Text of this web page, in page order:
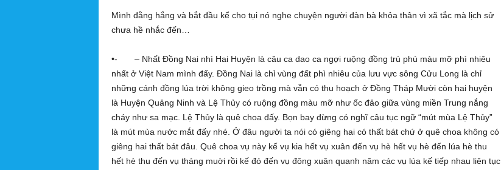
Mình đằng hắng và bắt đầu kể cho tụi nó nghe chuyện người đàn bà khỏa thân vì xã tắc mà lịch sử
chưa hề nhắc đến…
•- – Nhất Đồng Nai nhì Hai Huyện là câu ca dao ca ngợi ruộng đồng trù phú màu mỡ phì nhiêu
nhất ở Việt Nam mình đấy. Đồng Nai là chỉ vùng đất phì nhiêu của lưu vực sông Cửu Long là chỉ
những cánh đồng lúa trời không gieo trồng mà vẫn có thu hoạch ở Đồng Tháp Mười còn hai huyện
là Huyện Quảng Ninh và Lệ Thủy có ruộng đồng màu mỡ như ốc đảo giữa vùng miền Trung nắng
cháy như sa mạc. Lệ Thủy là quê choa đấy. Bọn bay đừng có nghĩ câu tục ngữ “mút mùa Lệ Thủy”
là mút mùa nước mắt đấy nhé. Ở đâu người ta nói có giêng hai có thất bát chứ ở quê choa không có
giêng hai thất bát đâu. Quê choa vụ này kế vụ kia hết vụ xuân đến vụ hè hết vụ hè đến lúa hè thu
hết hè thu đến vụ tháng muời rồi kế đó đến vụ đông xuân quanh năm các vụ lúa kế tiếp nhau liên tục